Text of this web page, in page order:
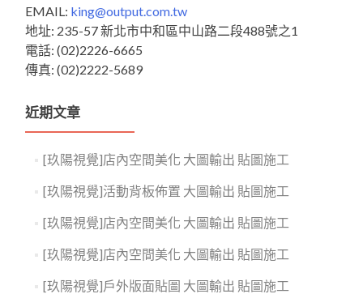
EMAIL: king@output.com.tw
地址: 235-57 新北市中和區中山路二段488號之1
電話: (02)2226-6665
傳真: (02)2222-5689
近期文章
[玖陽視覺]店內空間美化 大圖輸出 貼圖施工
[玖陽視覺]活動背板佈置 大圖輸出 貼圖施工
[玖陽視覺]店內空間美化 大圖輸出 貼圖施工
[玖陽視覺]店內空間美化 大圖輸出 貼圖施工
[玖陽視覺]戶外版面貼圖 大圖輸出 貼圖施工